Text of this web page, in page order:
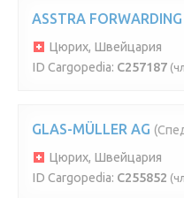
ASSTRA
Цюрих, Швейцария
ID Cargopedia: C257187
GLAS-MÜLLER AG
Цюрих, Швейцария
ID Cargopedia: C255852